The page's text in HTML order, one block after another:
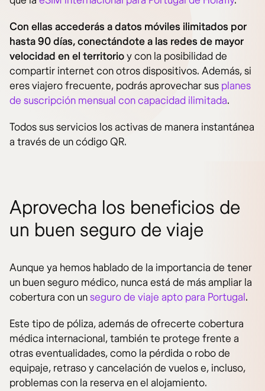
Con ellas accederás a datos móviles ilimitados por
hasta 90 días, conectándote a las redes de mayor
velocidad en el territorioy con la posibilidad de
compartir internet con otros dispositivos. Además, si
eres viajero frecuente, podrás aprovechar sus planes
de suscripción mensual con capacidad ilimitada.
Todos sus servicios los activas de manera instantánea
a través de un código QR.
Aprovecha los beneficios de
un buen seguro de viaje
Aunque ya hemos hablado de la importancia de tener
un buen seguro médico, nunca está de más ampliar la
cobertura con unseguro de viaje apto para Portugal.
Este tipo de póliza, además de ofrecerte cobertura
médica internacional, también te protege frente a
otras eventualidades, como la pérdida o robo de
equipaje, retraso y cancelación de vuelos e, incluso,
problemas con la reserva en el alojamiento.